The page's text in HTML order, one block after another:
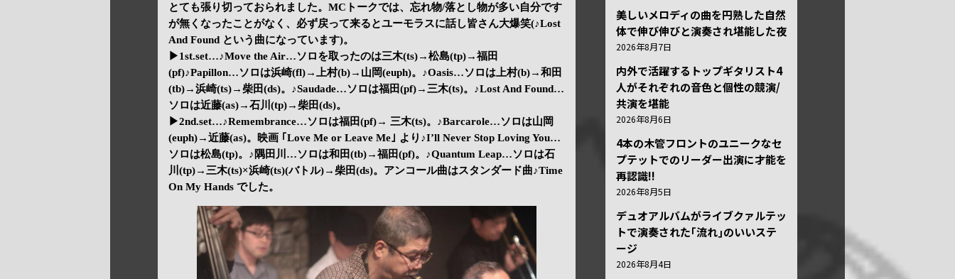
とても張り切っておられました。MCトークでは、忘れ物/落とし物が多い自分です
が無くなったことがなく、必ず戻って来るとユーモラスに話し皆さん大爆笑(♪Lost
And Found という曲になっています)。
▶1st.set…♪Move the Air…ソロを取ったのは三木(ts)→松島(tp)→福田
(pf)♪Papillon…ソロは浜崎(fl)→上村(b)→山岡(euph)。♪Oasis…ソロは上村(b)→和田
(tb)→浜崎(ts)→柴田(ds)。♪Saudade…ソロは福田(pf)→三木(ts)。♪Lost And Found…
ソロは近藤(as)→石川(tp)→柴田(ds)。
▶2nd.set…♪Remembrance…ソロは福田(pf)→ 三木(ts)。♪Barcarole…ソロは山岡
(euph)→近藤(as)。映画 ｢Love Me or Leave Me｣ より♪I’ll Never Stop Loving You…
ソロは松島(tp)。♪隅田川…ソロは和田(tb)→福田(pf)。♪Quantum Leap…ソロは石
川(tp)→三木(ts)×浜崎(ts)(バトル)→柴田(ds)。アンコール曲はスタンダード曲♪Time
On My Hands でした。
美しいメロディの曲を円熟した自然
体で伸び伸びと演奏され堪能した夜
2026年8月7日
内外で活躍するトップギタリスト4
人がそれぞれの音色と個性の競演/
共演を堪能
2026年8月6日
4本の木管フロントのユニークなセ
プテットでのリーダー出演に才能を
再認識!!
2026年8月5日
デュオアルバムがライブクァルテッ
トで演奏された｢流れ｣のいいステ
ージ
2026年8月4日